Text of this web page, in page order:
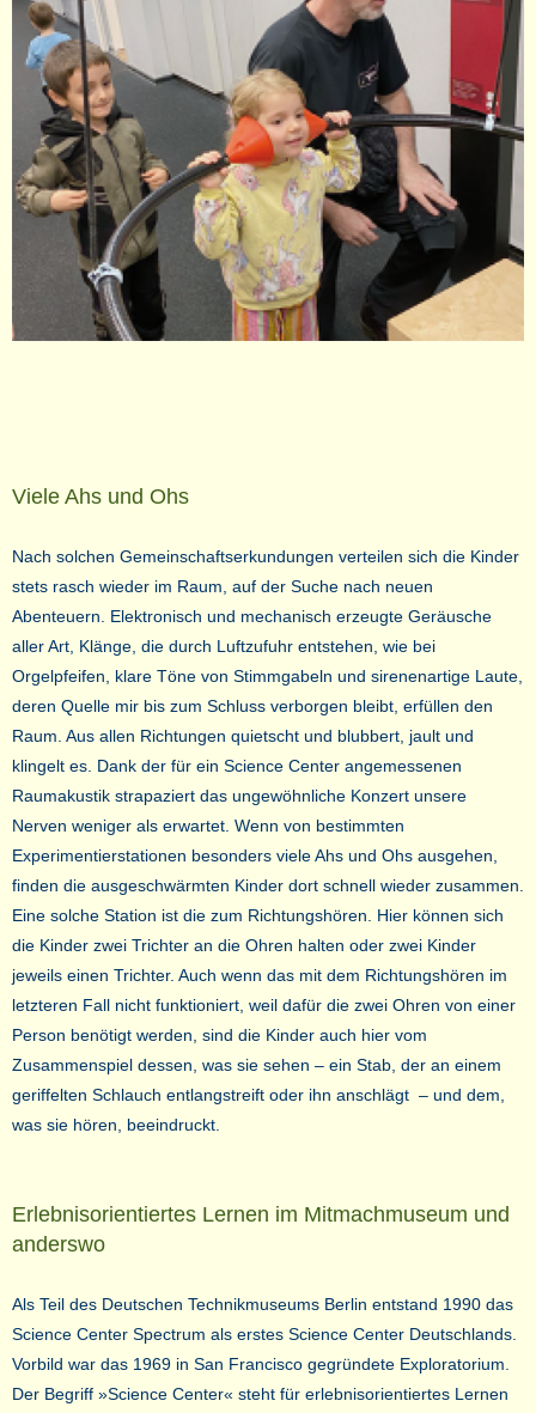
Viele Ahs und Ohs
Nach solchen Gemeinschaftserkundungen verteilen sich die Kinder
stets rasch wieder im Raum, auf der Suche nach neuen
Abenteuern. Elektronisch und mechanisch erzeugte Geräusche
aller Art, Klänge, die durch Luftzufuhr entstehen, wie bei
Orgelpfeifen, klare Töne von Stimmgabeln und sirenenartige Laute,
deren Quelle mir bis zum Schluss verborgen bleibt, erfüllen den
Raum. Aus allen Richtungen quietscht und blubbert, jault und
klingelt es. Dank der für ein Science Center angemessenen
Raumakustik strapaziert das ungewöhnliche Konzert unsere
Nerven weniger als erwartet. Wenn von bestimmten
Experimentierstationen besonders viele Ahs und Ohs ausgehen,
finden die ausgeschwärmten Kinder dort schnell wieder zusammen.
Eine solche Station ist die zum Richtungshören. Hier können sich
die Kinder zwei Trichter an die Ohren halten oder zwei Kinder
jeweils einen Trichter. Auch wenn das mit dem Richtungshören im
letzteren Fall nicht funktioniert, weil dafür die zwei Ohren von einer
Person benötigt werden, sind die Kinder auch hier vom
Zusammenspiel dessen, was sie sehen – ein Stab, der an einem
geriffelten Schlauch entlangstreift oder ihn anschlägt – und dem,
was sie hören, beeindruckt.
Erlebnisorientiertes Lernen im Mitmachmuseum und
anderswo
Als Teil des Deutschen Technikmuseums Berlin entstand 1990 das
Science Center Spectrum als erstes Science Center Deutschlands.
Vorbild war das 1969 in San Francisco gegründete Exploratorium.
Der Begriff »Science Center« steht für erlebnisorientiertes Lernen